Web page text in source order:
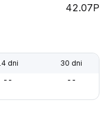
42.07P
dni 30 dni
-- --